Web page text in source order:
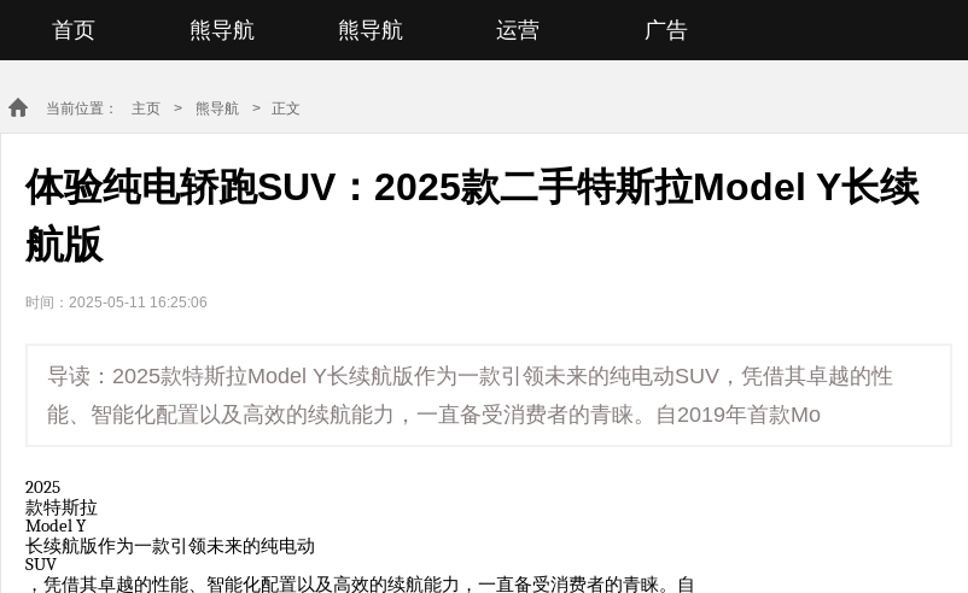
首页 熊导航 熊导航 运营 广告
当前位置： 主页 > 熊导航 > 正文
体验纯电轿跑SUV：2025款二手特斯拉Model Y长续
航版
时间：2025-05-11 16:25:06
导读：2025款特斯拉Model Y长续航版作为一款引领未来的纯电动SUV，凭借其卓越的性
能、智能化配置以及高效的续航能力，一直备受消费者的青睐。自2019年首款Mo
2025
款特斯拉
Model Y
长续航版作为一款引领未来的纯电动
SUV
，凭借其卓越的性能、智能化配置以及高效的续航能力，一直备受消费者的青睐。自